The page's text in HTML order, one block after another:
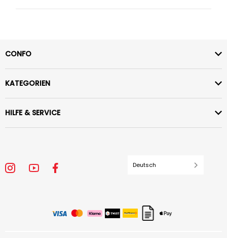
CONFO
KATEGORIEN
HILFE & SERVICE
Deutsch